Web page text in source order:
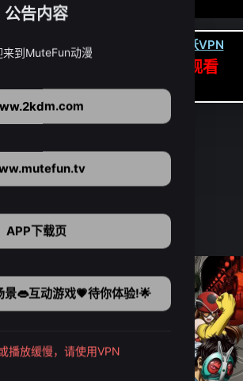
卡顿请翻墙(亚洲节点优先): 下载虎跃VPN
APP高速专线可前往APP观看
点我下载APP（仅安卓/苹果暂无）
公告内容
来到MuteFun动漫
APP下载页
景👄互动游戏💗待你体验!🌟
播放缓慢，请使用VPN